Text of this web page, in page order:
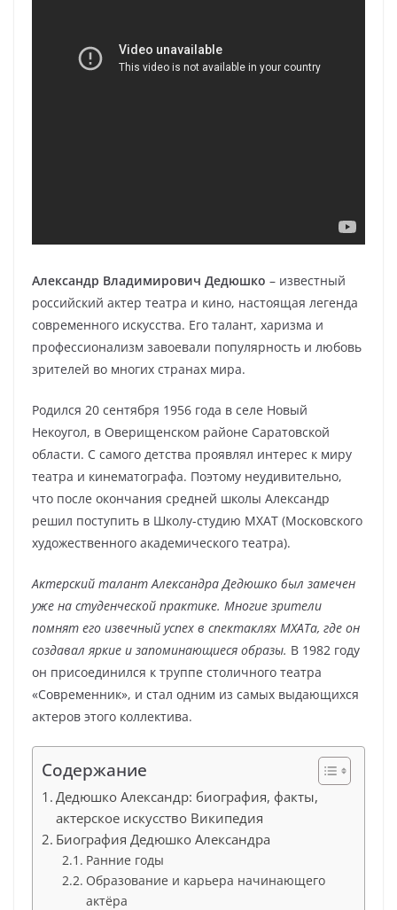
Александр Владимирович Дедюшко – известный
российский актер театра и кино, настоящая легенда
современного искусства. Его талант, харизма и
профессионализм завоевали популярность и любовь
зрителей во многих странах мира.
Родился 20 сентября 1956 года в селе Новый
Некоугол, в Оверищенском районе Саратовской
области. С самого детства проявлял интерес к миру
театра и кинематографа. Поэтому неудивительно,
что после окончания средней школы Александр
решил поступить в Школу-студию МХАТ (Московского
художественного академического театра).
Актерский талант Александра Дедюшко был замечен
уже на студенческой практике. Многие зрители
помнят его извечный успех в спектаклях МХАТа, где он
создавал яркие и запоминающиеся образы. В 1982 году
он присоединился к труппе столичного театра
«Современник», и стал одним из самых выдающихся
актеров этого коллектива.
Содержание
Дедюшко Александр: биография, факты,
актерское искусство Википедия
Биография Дедюшко Александра
Ранние годы
Образование и карьера начинающего
актёра